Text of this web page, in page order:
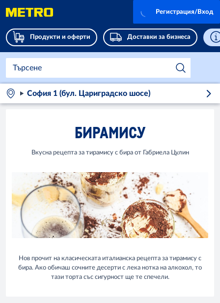
Продукти и оферти Доставки за бизнеса
Регистрация/Вход
София 1 (бул. Цариградско шосе)
БИРАМИСУ
Вкусна рецепта за тирамису с бира от Габриела Цулин
Нов прочит на класическата италианска рецепта за тирамису с
бира. Ако обичаш сочните десерти с лека нотка на алкохол, то
тази торта със сигурност ще те спечели.